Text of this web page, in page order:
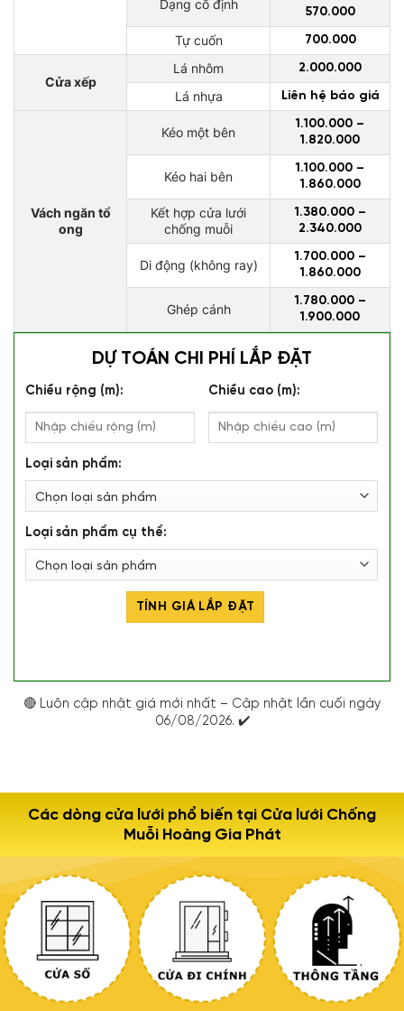
Dạng cố định
570.000
Tự cuốn 700.000
Cửa xếp
Lá nhôm 2.000.000
Lá nhựa Liên hệ báo giá
Vách ngăn tổ
ong
Kéo một bên
1.100.000 –
1.820.000
Kéo hai bên
1.100.000 –
1.860.000
Kết hợp cửa lưới
chống muỗi
1.380.000 –
2.340.000
Di động (không ray)
1.700.000 –
1.860.000
Ghép cánh
1.780.000 –
1.900.000
DỰ TOÁN CHI PHÍ LẮP ĐẶT
Chiều rộng (m): Chiều cao (m):
Loại sản phẩm:
Loại sản phẩm cụ thể:
TÍNH GIÁ LẮP ĐẶT
🔴 Luôn cập nhật giá mới nhất – Cập nhật lần cuối ngày
06/08/2026. ✔️
Các dòng cửa lưới phổ biến tại Cửa lưới Chống
Muỗi Hoàng Gia Phát